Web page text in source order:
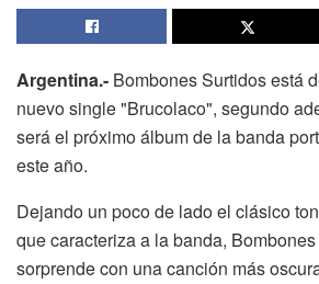
Argentina.- Bombones Surtidos está
nuevo single "Brucolaco", segundo
será el próximo álbum de la banda
este año.
Dejando un poco de lado el clásico
que caracteriza a la banda,
sorprende con una canción más